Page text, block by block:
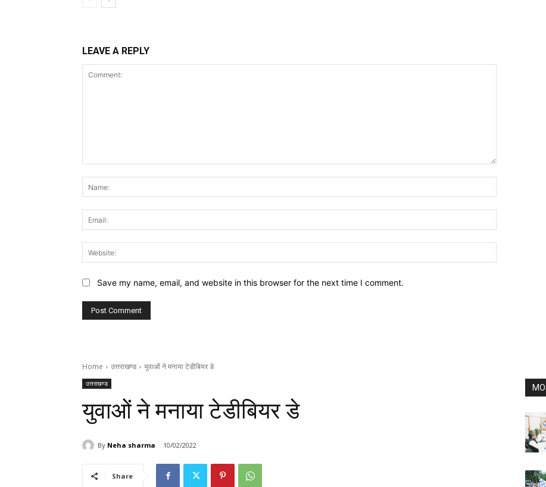
LEAVE A REPLY
Save my name, email, and website in this browser for the next time I comment.